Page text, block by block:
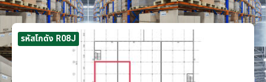
รหัสโกดัง R08J